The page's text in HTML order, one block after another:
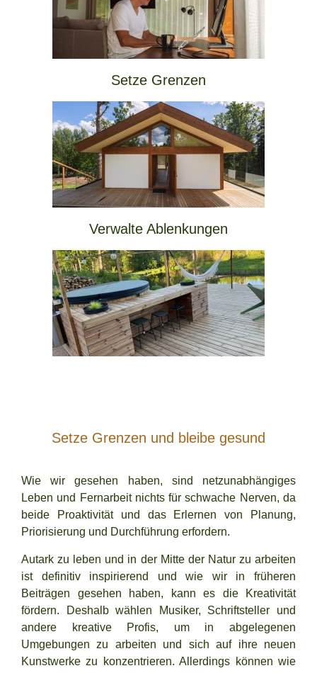
Setze Grenzen
Verwalte Ablenkungen
Setze Grenzen und bleibe gesund
Wie wir gesehen haben, sind netzunabhängiges
Leben und Fernarbeit nichts für schwache Nerven, da
beide Proaktivität und das Erlernen von Planung,
Priorisierung und Durchführung erfordern.
Autark zu leben und in der Mitte der Natur zu arbeiten
ist definitiv inspirierend und wie wir in früheren
Beiträgen gesehen haben,
kann es die Kreativität
fördern. Deshalb wählen Musiker, Schriftsteller und
andere kreative Profis, um in abgelegenen
Umgebungen zu arbeiten und sich auf ihre neuen
Kunstwerke zu konzentrieren. Allerdings können wie